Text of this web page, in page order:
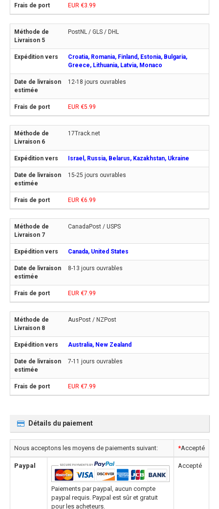
EUR €3.99
PostNL / GLS / DHL
Croatia, Romania, Finland, Estonia, Bulgaria,
Greece, Lithuania, Latvia, Monaco
12-18 jours ouvrables
EUR €5.99
17Track.net
Israel, Russia, Belarus, Kazakhstan, Ukraine
15-25 jours ouvrables
EUR €6.99
CanadaPost / USPS
Canada, United States
8-13 jours ouvrables
EUR €7.99
AusPost / NZPost
Australia, New Zealand
7-11 jours ouvrables
EUR €7.99
Détails du paiement
Nous acceptons les moyens de paiements suivant: *Accepté
Paypal
Paiements par paypal, aucun compte
paypal requis. Paypal est sûr et gratuit
pour les acheteurs.
Accepté